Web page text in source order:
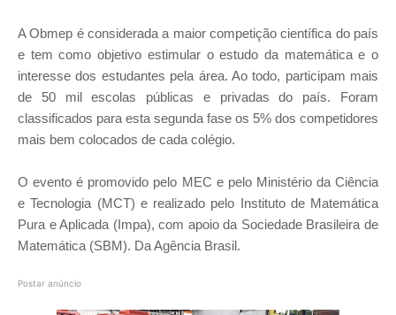
A Obmep é considerada a maior competição científica do país
e tem como objetivo estimular o estudo da matemática e o
interesse dos estudantes pela área. Ao todo, participam mais
de 50 mil escolas públicas e privadas do país. Foram
classificados para esta segunda fase os 5% dos competidores
mais bem colocados de cada colégio.
O evento é promovido pelo MEC e pelo Ministério da Ciência
e Tecnologia (MCT) e realizado pelo Instituto de Matemática
Pura e Aplicada (Impa), com apoio da Sociedade Brasileira de
Matemática (SBM). Da Agência Brasil.
Postar anúncio